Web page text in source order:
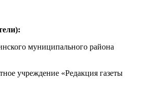
муниципального района
учреждение «Редакция газеты